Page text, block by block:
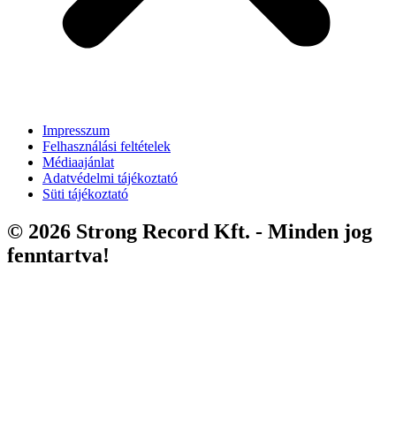
Impresszum
Felhasználási feltételek
Médiaajánlat
Adatvédelmi tájékoztató
Süti tájékoztató
© 2026 Strong Record Kft. - Minden jog
fenntartva!